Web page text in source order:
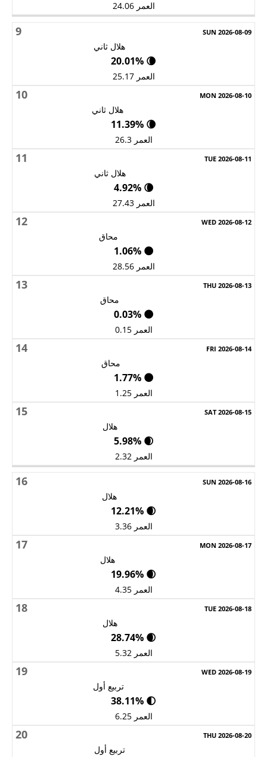
العمر 24.06
9
هلال ثاني
🌘 20.01%
العمر 25.17
10
هلال ثاني
🌘 11.39%
العمر 26.3
11
هلال ثاني
🌘 4.92%
العمر 27.43
12
محاق
🌑 1.06%
العمر 28.56
13
محاق
🌑 0.03%
العمر 0.15
14
محاق
🌑 1.77%
العمر 1.25
15
هلال
🌒 5.98%
العمر 2.32
16
هلال
🌒 12.21%
العمر 3.36
17
هلال
🌒 19.96%
العمر 4.35
18
هلال
🌒 28.74%
العمر 5.32
19
تربيع أول
🌓 38.11%
العمر 6.25
20
تربيع أول